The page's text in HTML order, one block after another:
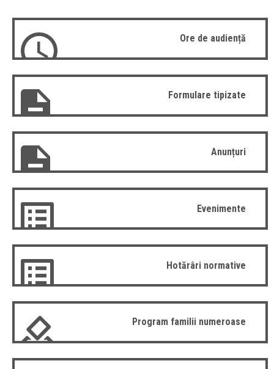
Ore de audiență
Formulare tipizate
Anunțuri
Evenimente
Hotărâri normative
Program familii numeroase